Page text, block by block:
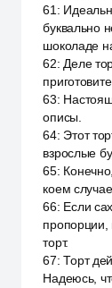
61 :
буквально
шоколаде
62: Деле
63:
описы.
64: Этот
взрослые
65:
коем
66: Если
пропорции,
торт.
67:Торт
Надеюсь,